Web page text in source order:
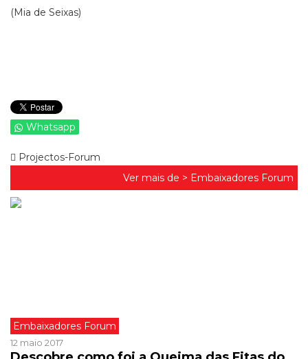
(Mia de Seixas)
Whatsapp
Projectos-Forum
Ver mais de > Embaixadores Forum
Embaixadores Forum
12 maio 2017